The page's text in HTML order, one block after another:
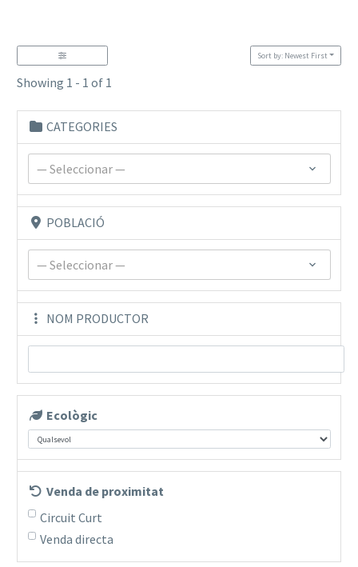
Showing 1 - 1 of 1
Sort by: Newest First
CATEGORIES
— Seleccionar —
POBLACIÓ
— Seleccionar —
NOM PRODUCTOR
Ecològic
Venda de proximitat
Circuit Curt
Venda directa